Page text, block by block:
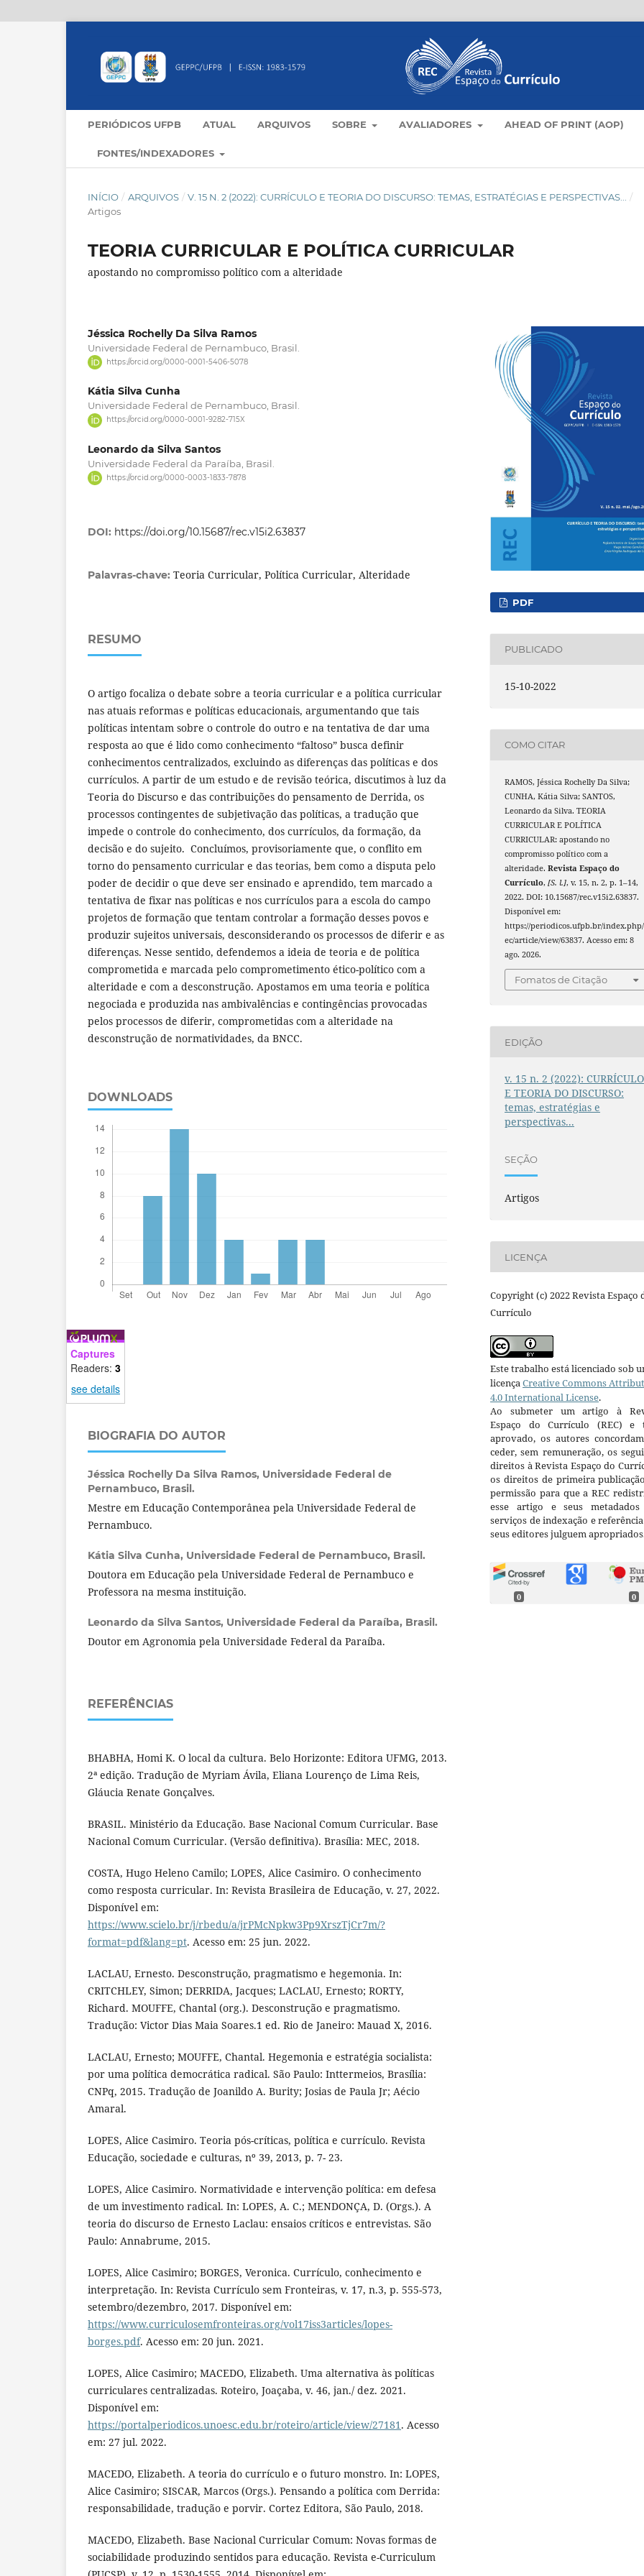
PERIÓDICOS UFPB ATUAL ARQUIVOS SOBRE AVALIADORES AHEAD OF PRINT (AOP)
FONTES/INDEXADORES
INÍCIO / ARQUIVOS / V. 15 N. 2 (2022): CURRÍCULO E TEORIA DO DISCURSO: TEMAS, ESTRATÉGIAS E PERSPECTIVAS...
/
Artigos
TEORIA CURRICULAR E POLÍTICA CURRICULAR
apostando no compromisso político com a alteridade
Jéssica Rochelly Da Silva Ramos
Universidade Federal de Pernambuco, Brasil.
https://orcid.org/0000-0001-5406-5078
Kátia Silva Cunha
Universidade Federal de Pernambuco, Brasil.
https://orcid.org/0000-0001-9282-715X
Leonardo da Silva Santos
Universidade Federal da Paraíba, Brasil.
https://orcid.org/0000-0003-1833-7878
DOI: https://doi.org/10.15687/rec.v15i2.63837
Palavras-chave: Teoria Curricular, Política Curricular, Alteridade
RESUMO
O artigo focaliza o debate sobre a teoria curricular e a política curricular
nas atuais reformas e políticas educacionais, argumentando que tais
políticas intentam sobre o controle do outro e na tentativa de dar uma
resposta ao que é lido como conhecimento “faltoso” busca definir
conhecimentos centralizados, excluindo as diferenças das políticas e dos
currículos. A partir de um estudo e de revisão teórica, discutimos à luz da
Teoria do Discurso e das contribuições do pensamento de Derrida, os
processos contingentes de subjetivação das políticas, a tradução que
impede o controle do conhecimento, dos currículos, da formação, da
decisão e do sujeito. Concluímos, provisoriamente que, o conflito em
torno do pensamento curricular e das teorias, bem como a disputa pelo
poder de decidir o que deve ser ensinado e aprendido, tem marcado a
tentativa de fixar nas políticas e nos currículos para a escola do campo
projetos de formação que tentam controlar a formação desses povos e
produzir sujeitos universais, desconsiderando os processos de diferir e as
diferenças. Nesse sentido, defendemos a ideia de teoria e de política
comprometida e marcada pelo comprometimento ético-político com a
alteridade e com a desconstrução. Apostamos em uma teoria e política
negociada e produzida nas ambivalências e contingências provocadas
pelos processos de diferir, comprometidas com a alteridade na
desconstrução de normatividades, da BNCC.
DOWNLOADS
Captures
Readers: 3
see details
BIOGRAFIA DO AUTOR
Jéssica Rochelly Da Silva Ramos, Universidade Federal de
Pernambuco, Brasil.
Mestre em Educação Contemporânea pela Universidade Federal de
Pernambuco.
Kátia Silva Cunha, Universidade Federal de Pernambuco, Brasil.
Doutora em Educação pela Universidade Federal de Pernambuco e
Professora na mesma instituição.
Leonardo da Silva Santos, Universidade Federal da Paraíba, Brasil.
Doutor em Agronomia pela Universidade Federal da Paraíba.
REFERÊNCIAS
BHABHA, Homi K. O local da cultura. Belo Horizonte: Editora UFMG, 2013.
2ª edição. Tradução de Myriam Ávila, Eliana Lourenço de Lima Reis,
Gláucia Renate Gonçalves.
BRASIL. Ministério da Educação. Base Nacional Comum Curricular. Base
Nacional Comum Curricular. (Versão definitiva). Brasília: MEC, 2018.
COSTA, Hugo Heleno Camilo; LOPES, Alice Casimiro. O conhecimento
como resposta curricular. In: Revista Brasileira de Educação, v. 27, 2022.
Disponível em:
https://www.scielo.br/j/rbedu/a/jrPMcNpkw3Pp9XrszTjCr7m/?
format=pdf&lang=pt. Acesso em: 25 jun. 2022.
LACLAU, Ernesto. Desconstrução, pragmatismo e hegemonia. In:
CRITCHLEY, Simon; DERRIDA, Jacques; LACLAU, Ernesto; RORTY,
Richard. MOUFFE, Chantal (org.). Desconstrução e pragmatismo.
Tradução: Victor Dias Maia Soares.1 ed. Rio de Janeiro: Mauad X, 2016.
LACLAU, Ernesto; MOUFFE, Chantal. Hegemonia e estratégia socialista:
por uma política democrática radical. São Paulo: Inttermeios, Brasília:
CNPq, 2015. Tradução de Joanildo A. Burity; Josias de Paula Jr; Aécio
Amaral.
LOPES, Alice Casimiro. Teoria pós-críticas, política e currículo. Revista
Educação, sociedade e culturas, nº 39, 2013, p. 7- 23.
LOPES, Alice Casimiro. Normatividade e intervenção política: em defesa
de um investimento radical. In: LOPES, A. C.; MENDONÇA, D. (Orgs.). A
teoria do discurso de Ernesto Laclau: ensaios críticos e entrevistas. São
Paulo: Annabrume, 2015.
LOPES, Alice Casimiro; BORGES, Veronica. Currículo, conhecimento e
interpretação. In: Revista Currículo sem Fronteiras, v. 17, n.3, p. 555-573,
setembro/dezembro, 2017. Disponível em:
https://www.curriculosemfronteiras.org/vol17iss3articles/lopes-
borges.pdf. Acesso em: 20 jun. 2021.
LOPES, Alice Casimiro; MACEDO, Elizabeth. Uma alternativa às políticas
curriculares centralizadas. Roteiro, Joaçaba, v. 46, jan./ dez. 2021.
Disponível em:
https://portalperiodicos.unoesc.edu.br/roteiro/article/view/27181. Acesso
em: 27 jul. 2022.
MACEDO, Elizabeth. A teoria do currículo e o futuro monstro. In: LOPES,
Alice Casimiro; SISCAR, Marcos (Orgs.). Pensando a política com Derrida:
responsabilidade, tradução e porvir. Cortez Editora, São Paulo, 2018.
MACEDO, Elizabeth. Base Nacional Curricular Comum: Novas formas de
sociabilidade produzindo sentidos para educação. Revista e-Curriculum
PDF
PUBLICADO
15-10-2022
COMO CITAR
RAMOS, Jéssica Rochelly Da Silva;
CUNHA, Kátia Silva; SANTOS,
Leonardo da Silva. TEORIA
CURRICULAR E POLÍTICA
CURRICULAR: apostando no
compromisso político com a
alteridade.Revista Espaço do
Currículo,[S. l.], v. 15, n. 2, p. 1–14,
2022. DOI: 10.15687/rec.v15i2.63837.
Disponível em:
https://periodicos.ufpb.br/
ec/article/view/63837. Acesso em: 8
ago. 2026.
Fomatos de Citação
EDIÇÃO
v. 15 n. 2 (2022): CURRÍCULO
E TEORIA DO DISCURSO:
temas, estratégias e
perspectivas...
SEÇÃO
Artigos
LICENÇA
Copyright (c) 2022 Revista Espaço
Currículo
Este trabalho está licenciado sob
licençaCreative Commons
4.0 International License.
Ao submeter um artigo à
Espaço do Currículo (REC) e
aprovado, os autores
ceder, sem remuneração, os
direitos à Revista Espaço do
os direitos de primeira
permissão para que a REC
esse artigo e seus metadados
serviços de indexação e
seus editores julguem
0 0